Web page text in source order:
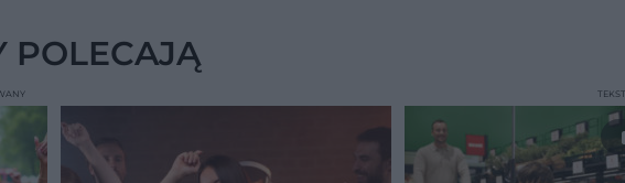
POLECAJĄ